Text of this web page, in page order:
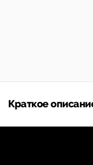
Краткое